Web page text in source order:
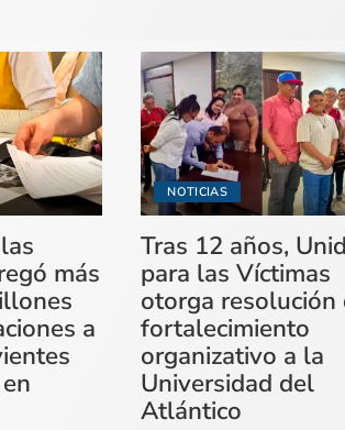
más
a
NOTICIAS
Tras 12 años,
para las Víctimas
otorga resolución
fortalecimiento
organizativo a la
Universidad del
Atlántico